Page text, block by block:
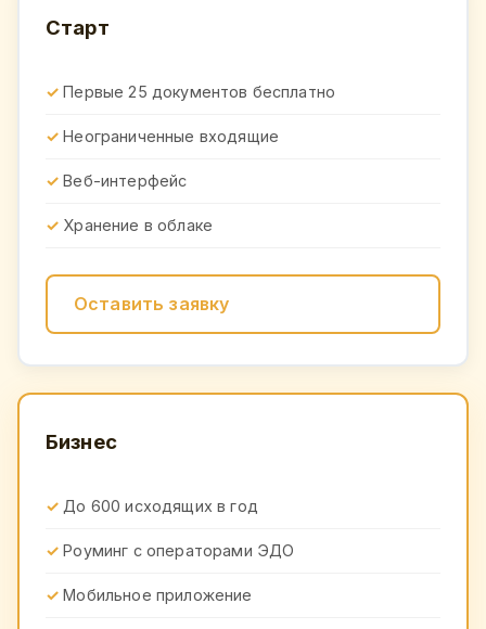
Старт
Первые 25 документов бесплатно
Неограниченные входящие
Веб-интерфейс
Хранение в облаке
Оставить заявку
Бизнес
До 600 исходящих в год
Роуминг с операторами ЭДО
Мобильное приложение